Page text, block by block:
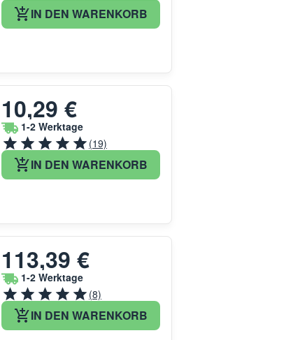
IN DEN WARENKORB
10,29 €
1-2 Werktage
(19)
IN DEN WARENKORB
113,39 €
1-2 Werktage
(8)
IN DEN WARENKORB